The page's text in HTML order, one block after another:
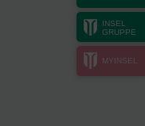
INSEL
GRUPPE
MYINSEL